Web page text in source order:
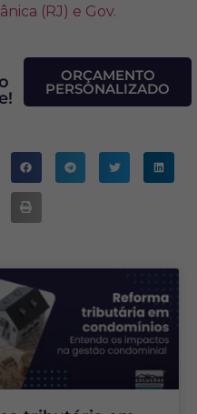
(RJ) e Gov.
ORÇAMENTO
PERSONALIZADO